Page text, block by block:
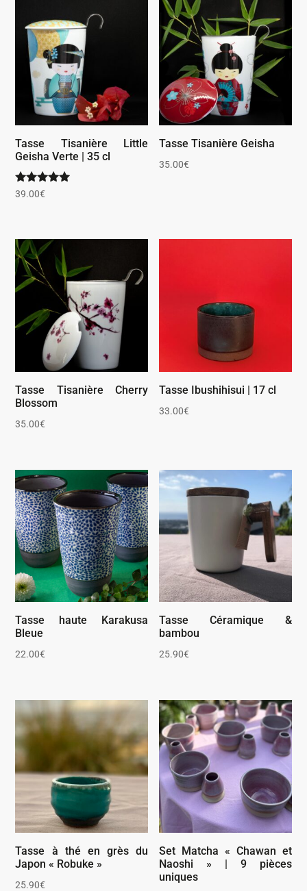
Tasse Tisanière Little
Geisha Verte | 35 cl
Note
39.00€
Tasse Tisanière Geisha
35.00€
Tasse Tisanière Cherry
Blossom
35.00€
Tasse Ibushihisui | 17 cl
33.00€
Tasse haute Karakusa
Bleue
22.00€
Tasse Céramique &
bambou
25.90€
Tasse à thé en grès du
Japon « Robuke »
25.90€
Set Matcha « Chawan et
Naoshi » | 9 pièces
uniques